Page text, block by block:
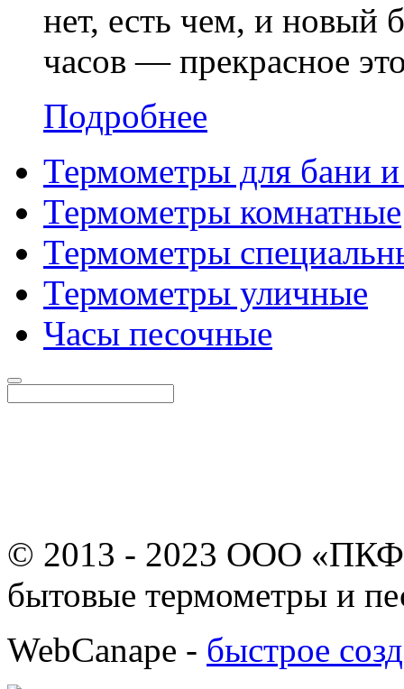
нет, есть чем, и новый
часов — прекрасное
Подробнее
Термометры для бани
Термометры комнатные
Термометры
Термометры уличные
Часы песочные
© 2013 - 2023 ООО «ПКФ
бытовые термометры и
WebCanape - быстрое